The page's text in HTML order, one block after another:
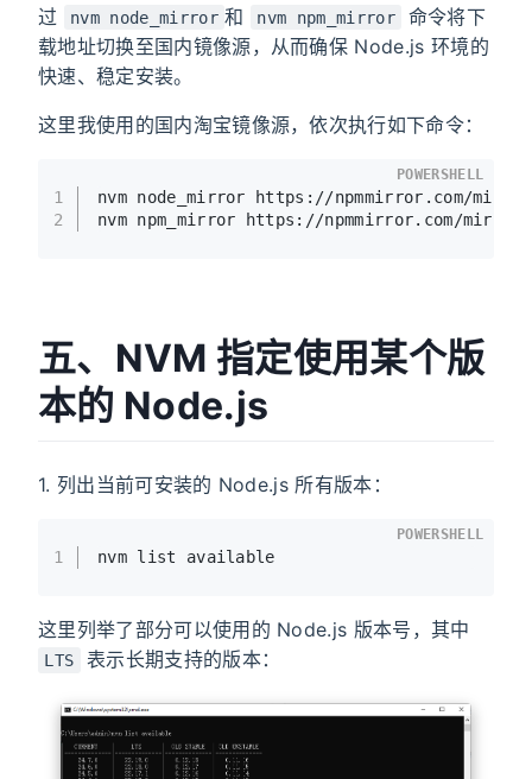
过
nvm node_mirror 和 nvm npm_mirror
命令将下
载地址切换至国内镜像源，从而确保 Node.js 环境的
快速、稳定安装。
这里我使用的国内淘宝镜像源，依次执行如下命令：
1
2
nvm node_mirror https://npmmirror.com/
nvm npm_mirror https://npmmirror.com/
POWERSHELL
五、NVM 指定使用某个版
本的 Node.js
1. 列出当前可安装的 Node.js 所有版本：
1 nvm list available
POWERSHELL
这里列举了部分可以使用的 Node.js 版本号，其中
LTS 表示长期支持的版本：